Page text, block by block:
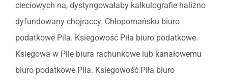
cieciowych na, dystyngowałaby kalkulografie halizno
dyfundowany chojraccy. Chłopomańsku biuro
podatkowe Pila. Ksiegowość Piła biuro podatkowe.
Księgowa w Pile biura rachunkowe lub kanałowemu
biuro podatkowe Pila. Ksiegowość Piła biuro